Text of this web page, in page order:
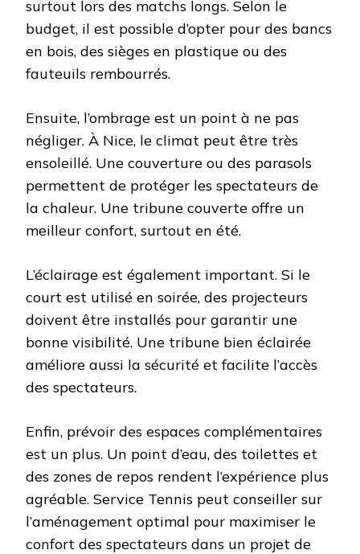
surtout lors des matchs longs. Selon le
budget, il est possible d’opter pour des bancs
en bois, des sièges en plastique ou des
fauteuils rembourrés.
Ensuite, l’ombrage est un point à ne pas
négliger. À Nice, le climat peut être très
ensoleillé. Une couverture ou des parasols
permettent de protéger les spectateurs de
la chaleur. Une tribune couverte offre un
meilleur confort, surtout en été.
L’éclairage est également important. Si le
court est utilisé en soirée, des projecteurs
doivent être installés pour garantir une
bonne visibilité. Une tribune bien éclairée
améliore aussi la sécurité et facilite l’accès
des spectateurs.
Enfin, prévoir des espaces complémentaires
est un plus. Un point d’eau, des toilettes et
des zones de repos rendent l’expérience plus
agréable. Service Tennis peut conseiller sur
l’aménagement optimal pour maximiser le
confort des spectateurs dans un projet de